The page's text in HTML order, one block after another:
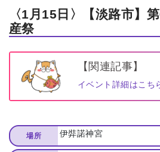
〈1月15日〉【淡路市】
産祭
【関連記事】
イベント詳細はこち
場所 伊弉諾神宮